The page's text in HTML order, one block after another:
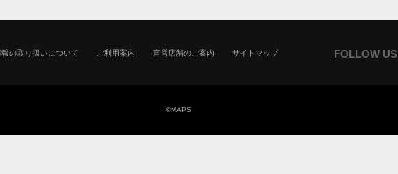
の取り扱いについて ご利用案内 直営店舗のご案内 サイトマップ FOLLOW US
©MAPS